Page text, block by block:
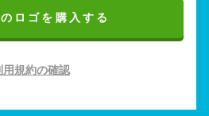
ロゴを購入する
用規約の確認